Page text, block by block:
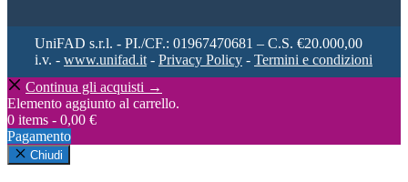
UniFAD s.r.l. - PI./CF.: 01967470681 – C.S. €20.000,00
i.v. - www.unifad.it - Privacy Policy - Termini e condizioni
Continua gli acquisti →
Elemento aggiunto al carrello.
0 items - 0,00 €
Pagamento
Chiudi